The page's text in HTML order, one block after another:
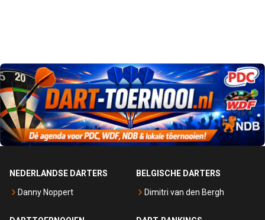
NEDERLANDSE DARTERS
Danny Noppert
BELGISCHE DARTERS
Dimitri van den Bergh